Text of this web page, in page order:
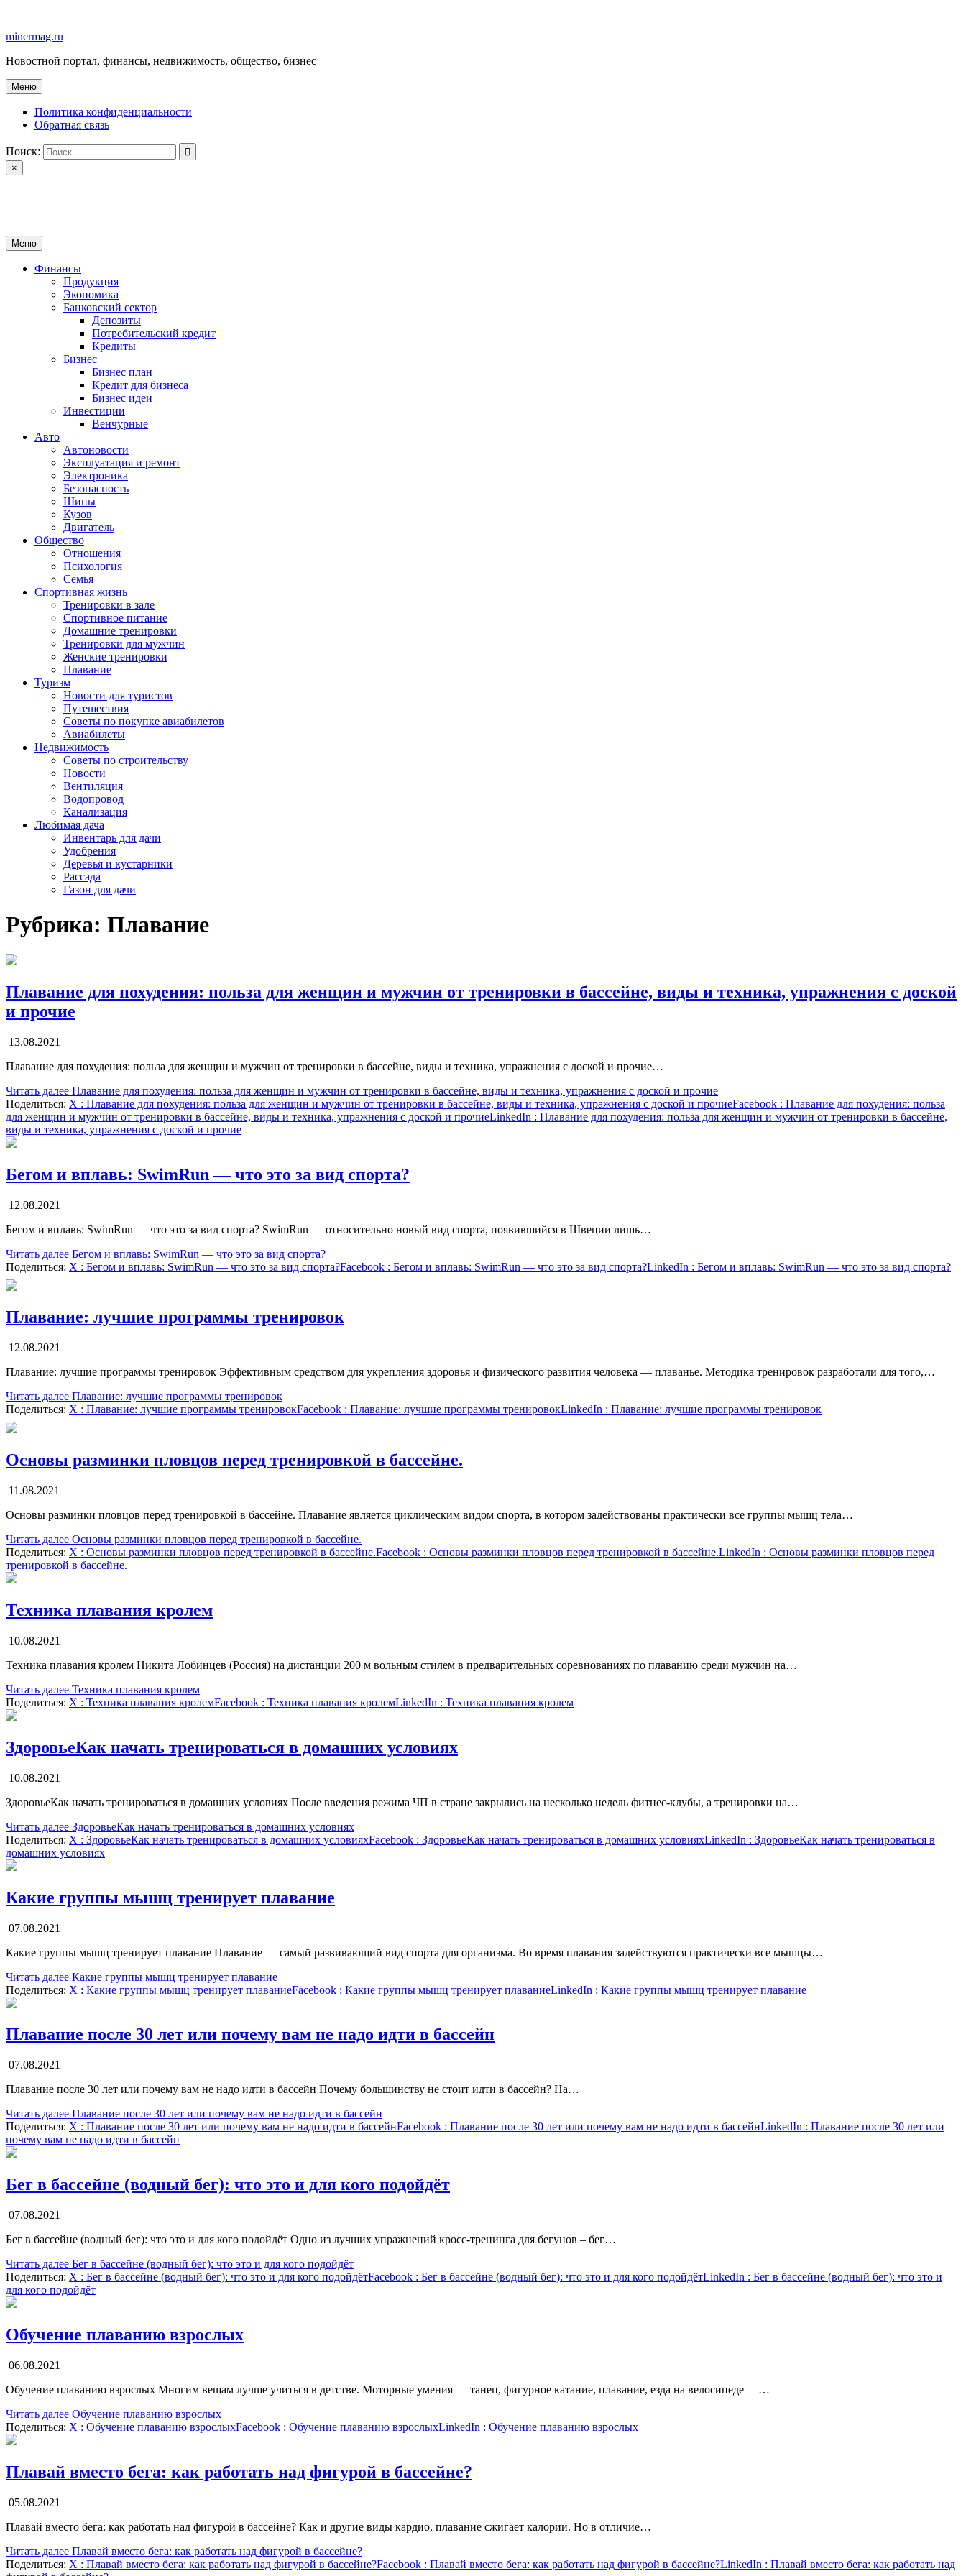
содержимому
minermag.ru
Новостной портал, финансы, недвижимость, общество, бизнес
Меню
Политика конфиденциальности
Обратная связь
Поиск:
×
Меню
Финансы
Продукция
Экономика
Банковский сектор
Депозиты
Потребительский кредит
Кредиты
Бизнес
Бизнес план
Кредит для бизнеса
Бизнес идеи
Инвестиции
Венчурные
Авто
Автоновости
Эксплуатация и ремонт
Электроника
Безопасность
Шины
Кузов
Двигатель
Общество
Отношения
Психология
Семья
Спортивная жизнь
Тренировки в зале
Спортивное питание
Домашние тренировки
Тренировки для мужчин
Женские тренировки
Плавание
Туризм
Новости для туристов
Путешествия
Советы по покупке авиабилетов
Авиабилеты
Недвижимость
Советы по строительству
Новости
Вентиляция
Водопровод
Канализация
Любимая дача
Инвентарь для дачи
Удобрения
Деревья и кустарники
Рассада
Газон для дачи
Рубрика: Плавание
Плавание для похудения: польза для женщин и мужчин от тренировки в бассейне, виды и техника, упражнения с доской
и прочие
13.08.2021
Плавание для похудения: польза для женщин и мужчин от тренировки в бассейне, виды и техника, упражнения с доской и прочие…
Читать далее Плавание для похудения: польза для женщин и мужчин от тренировки в бассейне, виды и техника, упражнения с доской и прочие
Поделиться: X : Плавание для похудения: польза для женщин и мужчин от тренировки в бассейне, виды и техника, упражнения с доской и прочиеFacebook : Плавание для похудения: польза
для женщин и мужчин от тренировки в бассейне, виды и техника, упражнения с доской и прочиеLinkedIn : Плавание для похудения: польза для женщин и мужчин от тренировки в бассейне,
виды и техника, упражнения с доской и прочие
Бегом и вплавь: SwimRun — что это за вид спорта?
12.08.2021
Бегом и вплавь: SwimRun — что это за вид спорта? SwimRun — относительно новый вид спорта, появившийся в Швеции лишь…
Читать далее Бегом и вплавь: SwimRun — что это за вид спорта?
Поделиться: X : Бегом и вплавь: SwimRun — что это за вид спорта?Facebook : Бегом и вплавь: SwimRun — что это за вид спорта?LinkedIn : Бегом и вплавь: SwimRun — что это за вид спорта?
Плавание: лучшие программы тренировок
12.08.2021
Плавание: лучшие программы тренировок Эффективным средством для укрепления здоровья и физического развития человека — плаванье. Методика тренировок разработали для того,…
Читать далее Плавание: лучшие программы тренировок
Поделиться: X : Плавание: лучшие программы тренировокFacebook : Плавание: лучшие программы тренировокLinkedIn : Плавание: лучшие программы тренировок
Основы разминки пловцов перед тренировкой в бассейне.
11.08.2021
Основы разминки пловцов перед тренировкой в бассейне. Плавание является циклическим видом спорта, в котором задействованы практически все группы мышц тела…
Читать далее Основы разминки пловцов перед тренировкой в бассейне.
Поделиться: X : Основы разминки пловцов перед тренировкой в бассейне.Facebook : Основы разминки пловцов перед тренировкой в бассейне.LinkedIn : Основы разминки пловцов перед
тренировкой в бассейне.
Техника плавания кролем
10.08.2021
Техника плавания кролем Никита Лобинцев (Россия) на дистанции 200 м вольным стилем в предварительных соревнованиях по плаванию среди мужчин на…
Читать далее Техника плавания кролем
Поделиться: X : Техника плавания кролемFacebook : Техника плавания кролемLinkedIn : Техника плавания кролем
ЗдоровьеКак начать тренироваться в домашних условиях
10.08.2021
ЗдоровьеКак начать тренироваться в домашних условиях После введения режима ЧП в стране закрылись на несколько недель фитнес-клубы, а тренировки на…
Читать далее ЗдоровьеКак начать тренироваться в домашних условиях
Поделиться: X : ЗдоровьеКак начать тренироваться в домашних условияхFacebook : ЗдоровьеКак начать тренироваться в домашних условияхLinkedIn : ЗдоровьеКак начать тренироваться в
домашних условиях
Какие группы мышц тренирует плавание
07.08.2021
Какие группы мышц тренирует плавание Плавание — самый развивающий вид спорта для организма. Во время плавания задействуются практически все мышцы…
Читать далее Какие группы мышц тренирует плавание
Поделиться: X : Какие группы мышц тренирует плаваниеFacebook : Какие группы мышц тренирует плаваниеLinkedIn : Какие группы мышц тренирует плавание
Плавание после 30 лет или почему вам не надо идти в бассейн
07.08.2021
Плавание после 30 лет или почему вам не надо идти в бассейн Почему большинству не стоит идти в бассейн? На…
Читать далее Плавание после 30 лет или почему вам не надо идти в бассейн
Поделиться: X : Плавание после 30 лет или почему вам не надо идти в бассейнFacebook : Плавание после 30 лет или почему вам не надо идти в бассейнLinkedIn : Плавание после 30 лет или
почему вам не надо идти в бассейн
Бег в бассейне (водный бег): что это и для кого подойдёт
07.08.2021
Бег в бассейне (водный бег): что это и для кого подойдёт Одно из лучших упражнений кросс-тренинга для бегунов – бег…
Читать далее Бег в бассейне (водный бег): что это и для кого подойдёт
Поделиться: X : Бег в бассейне (водный бег): что это и для кого подойдётFacebook : Бег в бассейне (водный бег): что это и для кого подойдётLinkedIn : Бег в бассейне (водный бег): что это и
для кого подойдёт
Обучение плаванию взрослых
06.08.2021
Обучение плаванию взрослых Многим вещам лучше учиться в детстве. Моторные умения — танец, фигурное катание, плавание, езда на велосипеде —…
Читать далее Обучение плаванию взрослых
Поделиться: X : Обучение плаванию взрослыхFacebook : Обучение плаванию взрослыхLinkedIn : Обучение плаванию взрослых
Плавай вместо бега: как работать над фигурой в бассейне?
05.08.2021
Плавай вместо бега: как работать над фигурой в бассейне? Как и другие виды кардио, плавание сжигает калории. Но в отличие…
Читать далее Плавай вместо бега: как работать над фигурой в бассейне?
Поделиться: X : Плавай вместо бега: как работать над фигурой в бассейне?Facebook : Плавай вместо бега: как работать над фигурой в бассейне?LinkedIn : Плавай вместо бега: как работать над